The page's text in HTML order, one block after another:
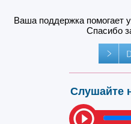
Ваша поддержка помогает
Спасибо
Слушайте